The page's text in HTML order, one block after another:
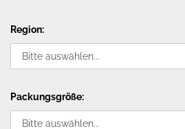
Region:
Packungsgröße: